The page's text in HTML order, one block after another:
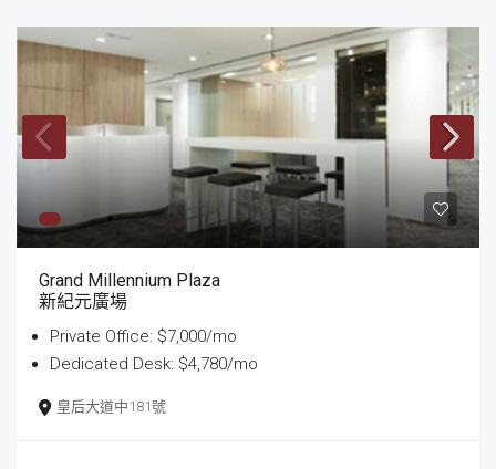
Grand Millennium Plaza
新紀元廣場
Private Office: $7,000/mo
Dedicated Desk: $4,780/mo
皇后大道中181號